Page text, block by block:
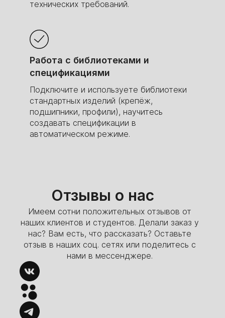
технических требований.
Работа с библиотеками и
спецификациями
Подключите и используете библиотеки
стандартных изделий (крепёж,
подшипники, профили), научитесь
создавать спецификации в
автоматическом режиме.
Отзывы о нас
Имеем сотни положительных отзывов от
наших клиентов и студентов. Делали заказ у
нас? Вам есть, что рассказать? Оставьте
отзыв в наших соц. сетях или поделитесь с
нами в мессенджере.